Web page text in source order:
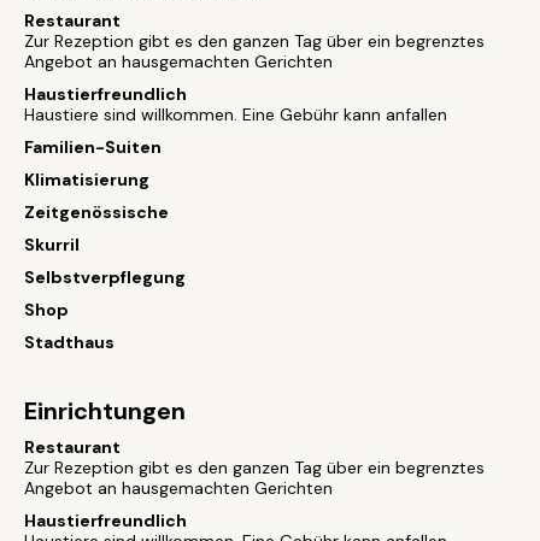
Restaurant
Zur Rezeption gibt es den ganzen Tag über ein begrenztes
Angebot an hausgemachten Gerichten
Haustierfreundlich
Haustiere sind willkommen. Eine Gebühr kann anfallen
Familien-Suiten
Klimatisierung
Zeitgenössische
Skurril
Selbstverpflegung
Shop
Stadthaus
Einrichtungen
Restaurant
Zur Rezeption gibt es den ganzen Tag über ein begrenztes
Angebot an hausgemachten Gerichten
Haustierfreundlich